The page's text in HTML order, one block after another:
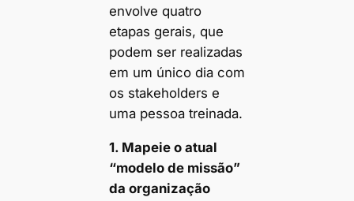
envolve quatro
etapas gerais, que
podem ser realizadas
em um único dia com
os stakeholders e
uma pessoa treinada.
1. Mapeie o atual
“modelo de missão”
da organização